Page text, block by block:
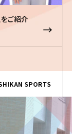
ご紹介
SPORTS